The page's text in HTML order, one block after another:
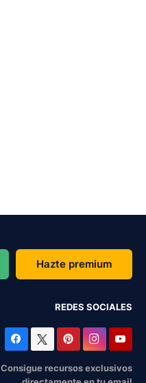
Hazte premium
REDES SOCIALES
Consigue recursos exclusivos